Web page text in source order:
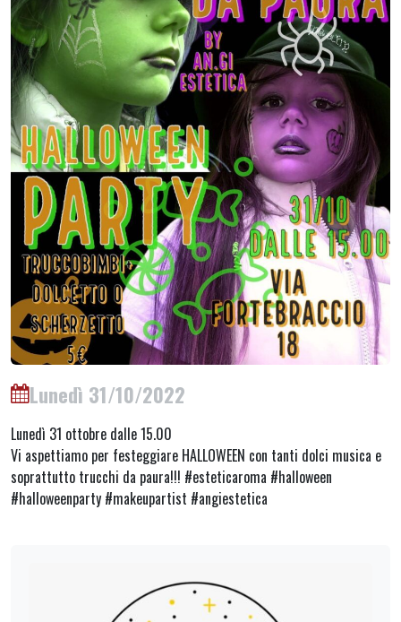
Lunedì 31/10/2022
Lunedì 31 ottobre dalle 15.00
Vi aspettiamo per festeggiare HALLOWEEN con tanti dolci musica e
soprattutto trucchi da paura!!! #esteticaroma #halloween
#halloweenparty #makeupartist #angiestetica